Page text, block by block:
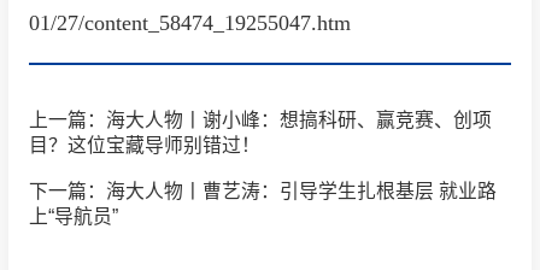
01/27/content_58474_19255047.htm
上一篇：海大人物丨谢小峰：想搞科研、赢竞赛、创项
目？这位宝藏导师别错过！
下一篇：海大人物丨曹艺涛：引导学生扎根基层 就业路
上“导航员”